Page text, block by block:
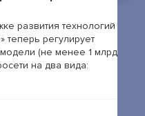
развития технологий
теперь регулирует
(не менее 1 млрд
на два вида: